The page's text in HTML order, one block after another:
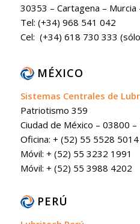
30353 – Cartagena – Murcia
Tel: (+34) 968 541 042
Cel: (+34) 618 730 333
MÉXICO
Sistemas Centrales de
Patriotismo 359
Ciudad de México – 03800 –
Oficina: + (52) 55 5528 5014
Móvil: + (52) 55 3232 1991
Móvil: + (52) 55 3988 4202
PERÚ